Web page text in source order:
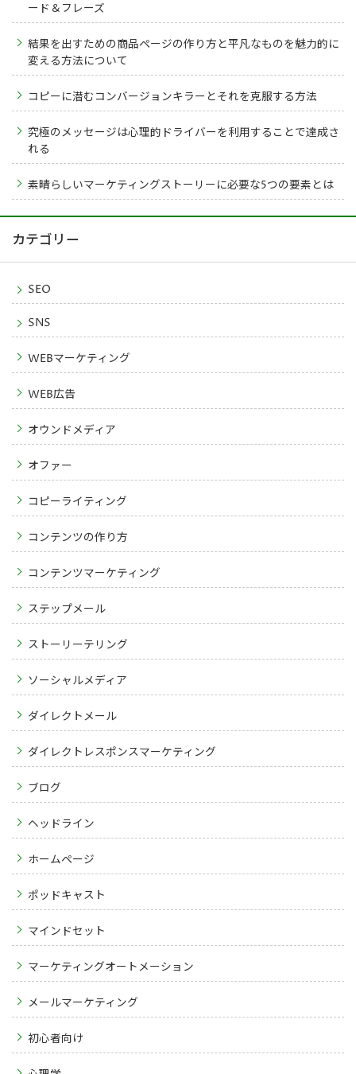
ード＆フレーズ
結果を出すための商品ページの作り方と平凡なものを魅力的に
変える方法について
コピーに潜むコンバージョンキラーとそれを克服する方法
究極のメッセージは心理的ドライバーを利用することで達成さ
れる
素晴らしいマーケティングストーリーに必要な5つの要素とは
カテゴリー
SEO
SNS
WEBマーケティング
WEB広告
オウンドメディア
オファー
コピーライティング
コンテンツの作り方
コンテンツマーケティング
ステップメール
ストーリーテリング
ソーシャルメディア
ダイレクトメール
ダイレクトレスポンスマーケティング
ブログ
ヘッドライン
ホームページ
ポッドキャスト
マインドセット
マーケティングオートメーション
メールマーケティング
初心者向け